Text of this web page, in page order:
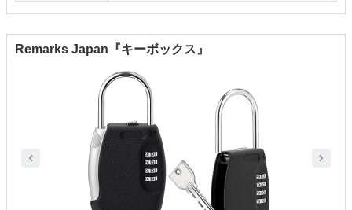
Remarks Japan『キーボックス』